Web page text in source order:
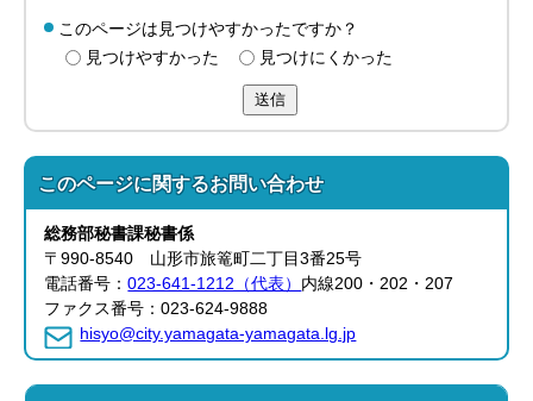
このページは見つけやすかったですか？
見つけやすかった
見つけにくかった
送信
このページに関するお問い合わせ
総務部秘書課秘書係
〒990-8540 山形市旅篭町二丁目3番25号
電話番号：023-641-1212（代表） 内線200・202・207
ファクス番号：023-624-9888
hisyo@city.yamagata-yamagata.lg.jp